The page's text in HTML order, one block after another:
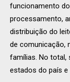
funcionamento
processamento,
distribuição do
de comunicação,
famílias. No total,
estados do país e